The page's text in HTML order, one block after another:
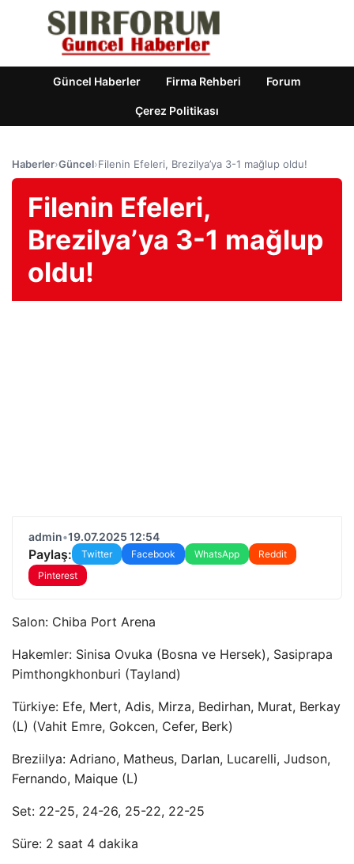
Güncel Haberler Firma Rehberi Forum
Çerez Politikası
Haberler›Güncel›Filenin Efeleri, Brezilya’ya 3-1 mağlup oldu!
Filenin Efeleri,
Brezilya’ya 3-1 mağlup
oldu!
admin•19.07.2025 12:54
Paylaş: Twitter Facebook WhatsApp
Reddit
Pinterest
Salon: Chiba Port Arena
Hakemler: Sinisa Ovuka (Bosna ve Hersek), Sasiprapa
Pimthongkhonburi (Tayland)
Türkiye: Efe, Mert, Adis, Mirza, Bedirhan, Murat, Berkay
(L) (Vahit Emre, Gokcen, Cefer, Berk)
Breziilya: Adriano, Matheus, Darlan, Lucarelli, Judson,
Fernando, Maique (L)
Set: 22-25, 24-26, 25-22, 22-25
Süre: 2 saat 4 dakika